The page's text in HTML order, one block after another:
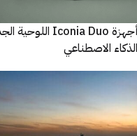
شركة Acer تكشف عن أجهزة Iconia Duo اللوحية الجديدة
الاصطناعي